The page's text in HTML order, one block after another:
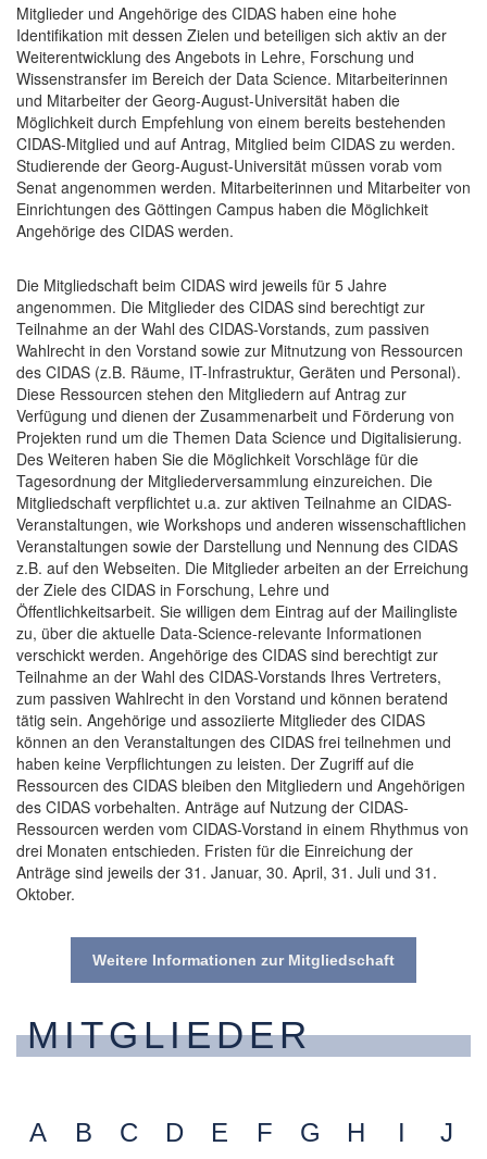
Mitglieder und Angehörige des CIDAS haben eine hohe
Identifikation mit dessen Zielen und beteiligen sich aktiv an der
Weiterentwicklung des Angebots in Lehre, Forschung und
Wissenstransfer im Bereich der Data Science. Mitarbeiterinnen
und Mitarbeiter der Georg-August-Universität haben die
Möglichkeit durch Empfehlung von einem bereits bestehenden
CIDAS-Mitglied und auf Antrag, Mitglied beim CIDAS zu werden.
Studierende der Georg-August-Universität müssen vorab vom
Senat angenommen werden. Mitarbeiterinnen und Mitarbeiter von
Einrichtungen des Göttingen Campus haben die Möglichkeit
Angehörige des CIDAS werden.
Die Mitgliedschaft beim CIDAS wird jeweils für 5 Jahre
angenommen. Die Mitglieder des CIDAS sind berechtigt zur
Teilnahme an der Wahl des CIDAS-Vorstands, zum passiven
Wahlrecht in den Vorstand sowie zur Mitnutzung von Ressourcen
des CIDAS (z.B. Räume, IT-Infrastruktur, Geräten und Personal).
Diese Ressourcen stehen den Mitgliedern auf Antrag zur
Verfügung und dienen der Zusammenarbeit und Förderung von
Projekten rund um die Themen Data Science und Digitalisierung.
Des Weiteren haben Sie die Möglichkeit Vorschläge für die
Tagesordnung der Mitgliederversammlung einzureichen. Die
Mitgliedschaft verpflichtet u.a. zur aktiven Teilnahme an CIDAS-
Veranstaltungen, wie Workshops und anderen wissenschaftlichen
Veranstaltungen sowie der Darstellung und Nennung des CIDAS
z.B. auf den Webseiten. Die Mitglieder arbeiten an der Erreichung
der Ziele des CIDAS in Forschung, Lehre und
Öffentlichkeitsarbeit. Sie willigen dem Eintrag auf der Mailingliste
zu, über die aktuelle Data-Science-relevante Informationen
verschickt werden. Angehörige des CIDAS sind berechtigt zur
Teilnahme an der Wahl des CIDAS-Vorstands Ihres Vertreters,
zum passiven Wahlrecht in den Vorstand und können beratend
tätig sein. Angehörige und assoziierte Mitglieder des CIDAS
können an den Veranstaltungen des CIDAS frei teilnehmen und
haben keine Verpflichtungen zu leisten. Der Zugriff auf die
Ressourcen des CIDAS bleiben den Mitgliedern und Angehörigen
des CIDAS vorbehalten. Anträge auf Nutzung der CIDAS-
Ressourcen werden vom CIDAS-Vorstand in einem Rhythmus von
drei Monaten entschieden. Fristen für die Einreichung der
Anträge sind jeweils der 31. Januar, 30. April, 31. Juli und 31.
Oktober.
Weitere Informationen zur Mitgliedschaft
MITGLIEDER
A B C D E F G H I
J